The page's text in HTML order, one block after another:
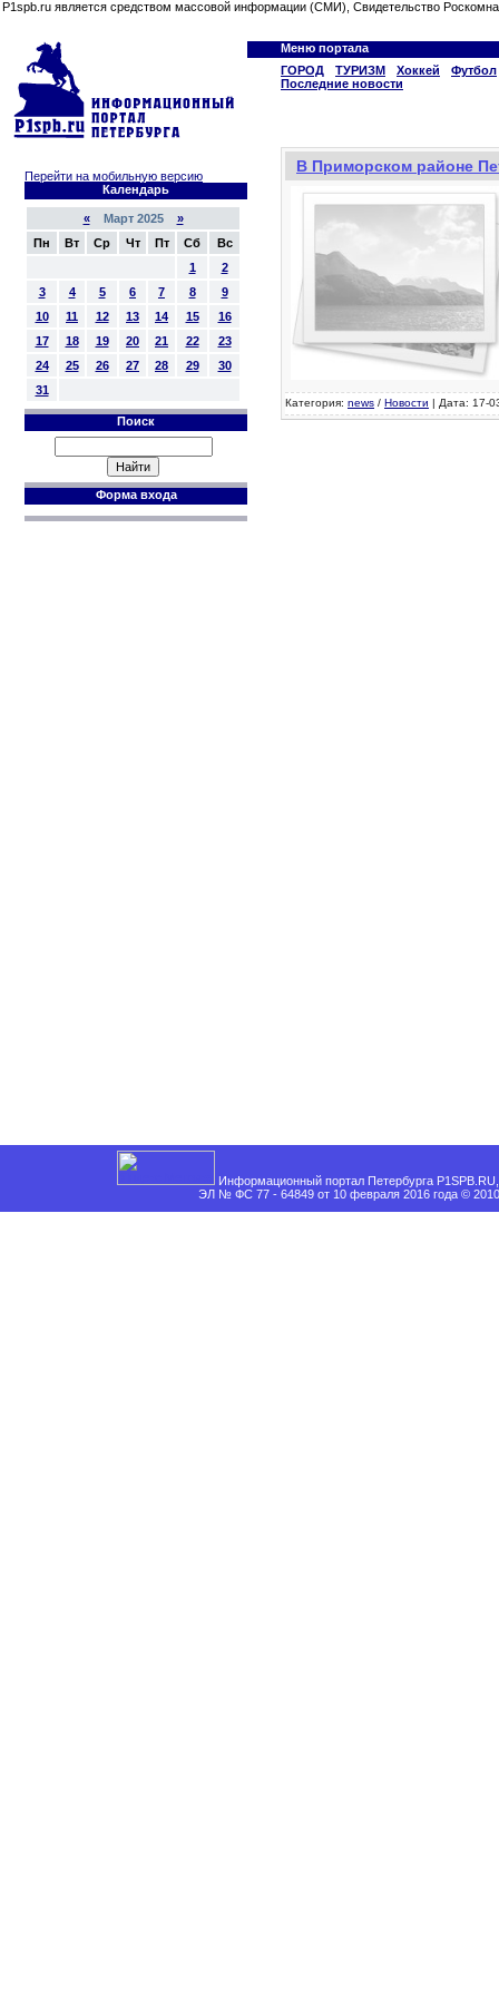
P1spb.ru является средством массовой информации (СМИ), Свидетельство
Меню портала
ГОРОД
ТУРИЗМ Хоккей
Футбол
Последние новости
Перейти на мобильную версию
Календарь
«Март 2025 »
Пн
Вт Ср Чт Пт Сб
Вс
1
2
3
4 5 6 7 8
9
10
11 12 13 14 15
16
17
18 19 20 21 22
23
24
25 26 27 28 29
30
31
Поиск
Форма входа
В Приморском районе
Категория: news / Новости | Дата: 17-
Информационный портал Петербурга
ЭЛ № ФС 77 - 64849 от 10 февраля 2016 года ©